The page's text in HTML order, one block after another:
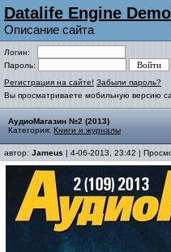
Datalife Engine Demo
Описание сайта
Логин:
Пароль:
Регистрация на сайте! Забыли пароль?
Вы просматриваете мобильную версию
АудиоМагазин №2 (2013)
Категория: Книги и журналы
автор: Jameus | 4-06-2013, 23:42 |